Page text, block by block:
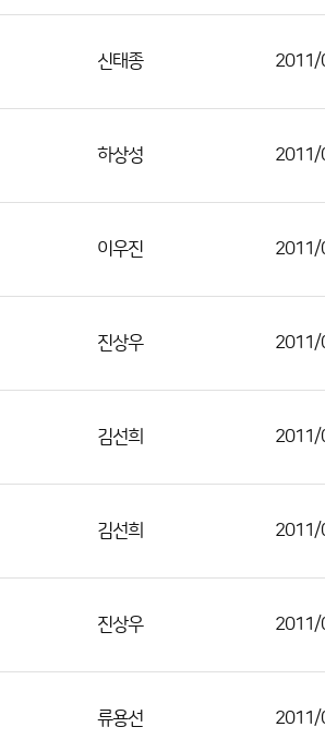
신태종 2011/
하상성 2011/
이우진 2011/
진상우 2011/
김선희 2011/
김선희 2011/
진상우 2011/
류용선 2011/